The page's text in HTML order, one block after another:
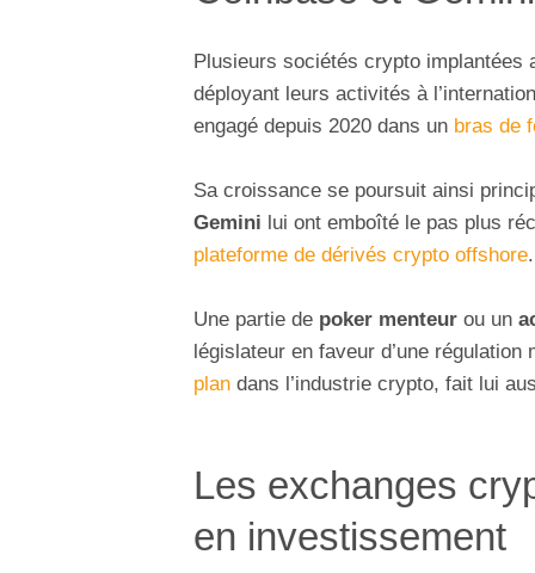
Plusieurs sociétés crypto implantées
déployant leurs activités à
engagé depuis 2020 dans un bras de
Sa croissance se poursuit ainsi
Gemini lui ont emboîté le pas plus
plateforme de dérivés crypto offshore.
Une partie de poker menteur ou un
législateur en faveur d’une
plan dans l’industrie crypto, fait lui
Les exchanges
en investissement